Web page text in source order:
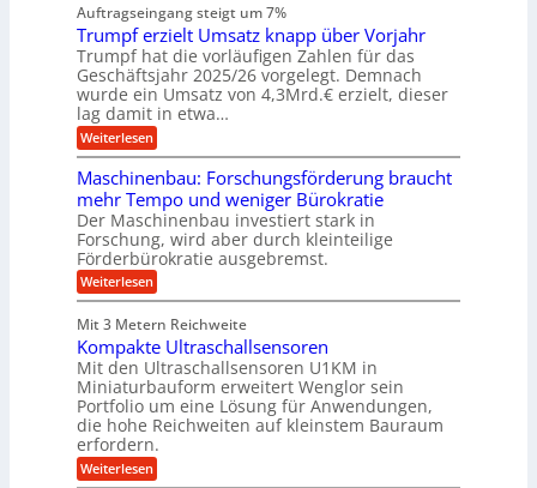
e
n
b
a
u
a
u
f
e
n
f
ü
h
r
u
n
g
e
n
B
S
C
L
w
e
i
t
e
r
e
n
t
w
i
c
k
r
t
u
n
g
s
r
e
e
s
H
y
b
r
i
d
-
u
g
e
l
a
g
e
Auftragseingang steigt um 7%
Trumpf erzielt Umsatz knapp über Vorjahr
Trumpf hat die vorläufigen Zahlen für das
Geschäftsjahr 2025/26 vorgelegt. Demnach
wurde ein Umsatz von 4,3Mrd.€ erzielt, dieser
lag damit in etwa…
Weiterlesen:
T
u
m
p
f
e
r
z
i
e
t
U
m
s
a
t
z
k
Maschinenbau: Forschungsförderung braucht
mehr Tempo und weniger Bürokratie
Der Maschinenbau investiert stark in
Forschung, wird aber durch kleinteilige
Förderbürokratie ausgebremst.
Weiterlesen:
M
s
c
h
i
n
e
n
b
a
u
Mit 3 Metern Reichweite
Kompakte Ultraschallsensoren
Mit den Ultraschallsensoren U1KM in
Miniaturbauform erweitert Wenglor sein
Portfolio um eine Lösung für Anwendungen,
die hohe Reichweiten auf kleinstem Bauraum
erfordern.
Weiterlesen:
K